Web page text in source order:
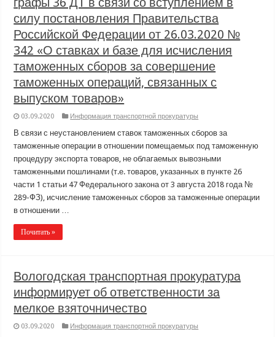
силу постановления Правительства
Российской Федерации от 26.03.2020 №
342 «О ставках и базе для исчисления
таможенных сборов за совершение
таможенных операций, связанных с
выпуском товаров»
03.09.2020 Информация транспортной прокуратуры
В связи с неустановлением ставок таможенных сборов за
таможенные операции в отношении помещаемых под таможенную
процедуру экспорта товаров, не облагаемых вывозными
таможенными пошлинами (т.е. товаров, указанных в пункте 26
части 1 статьи 47 Федерального закона от 3 августа 2018 года №
289-ФЗ), исчисление таможенных сборов за таможенные операции
в отношении …
Почитать »
Вологодская транспортная прокуратура
информирует об ответственности за
мелкое взяточничество
03.09.2020 Информация транспортной прокуратуры